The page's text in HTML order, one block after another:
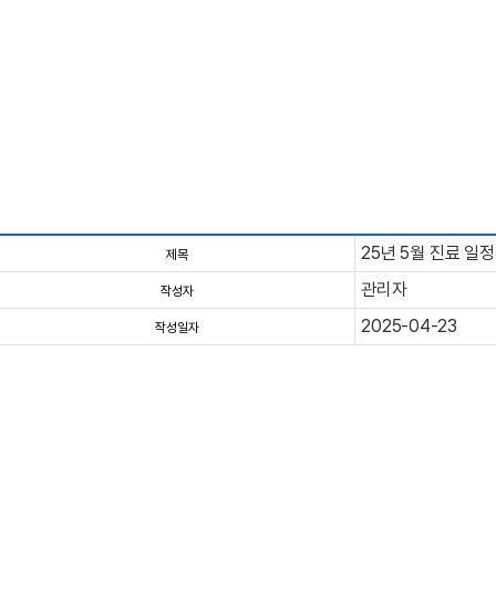
제목 25년 5월 진료 일
작성자 관리자
작성일자 2025-04-23